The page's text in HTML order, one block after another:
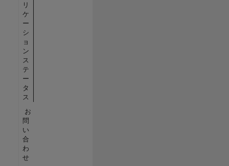
リ
ケ
ー
シ
ョ
ン
ス
テ
ー
タ
ス
お
問
い
合
わ
せ